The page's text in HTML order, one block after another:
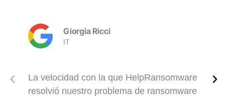
La velocidad con la que HelpRansomware
resolvió nuestro problema de ransomware
Giorgia Ricci
IT